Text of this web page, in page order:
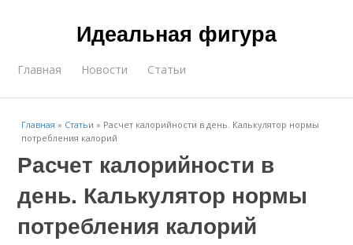
Идеальная фигура
Главная Новости Статьи
Главная » Статьи » Расчет калорийности в день. Калькулятор нормы
потребления калорий
Расчет калорийности в
день. Калькулятор нормы
потребления калорий